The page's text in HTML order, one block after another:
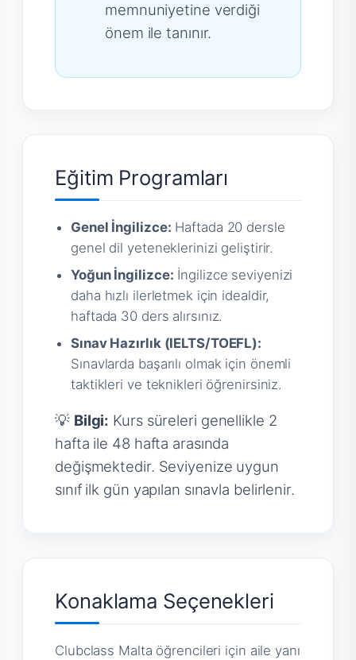
memnuniyetine verdiği
önem ile tanınır.
Eğitim Programları
Genel İngilizce: Haftada 20 dersle
genel dil yeteneklerinizi geliştirir.
Yoğun İngilizce: İngilizce seviyenizi
daha hızlı ilerletmek için idealdir,
haftada 30 ders alırsınız.
Sınav Hazırlık (IELTS/TOEFL):
Sınavlarda başarılı olmak için önemli
taktikleri ve teknikleri öğrenirsiniz.
💡 Bilgi: Kurs süreleri genellikle 2
hafta ile 48 hafta arasında
değişmektedir. Seviyenize uygun
sınıf ilk gün yapılan sınavla belirlenir.
Konaklama Seçenekleri
Clubclass Malta öğrencileri için aile yanı